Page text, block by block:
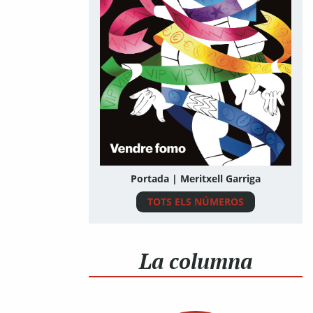
Portada | Meritxell Garriga
TOTS ELS NÚMEROS
La columna